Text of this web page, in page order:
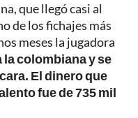
que llegó casi al
de los fichajes más
meses la jugadora
la colombiana y se
El dinero que
fue de 735 mil